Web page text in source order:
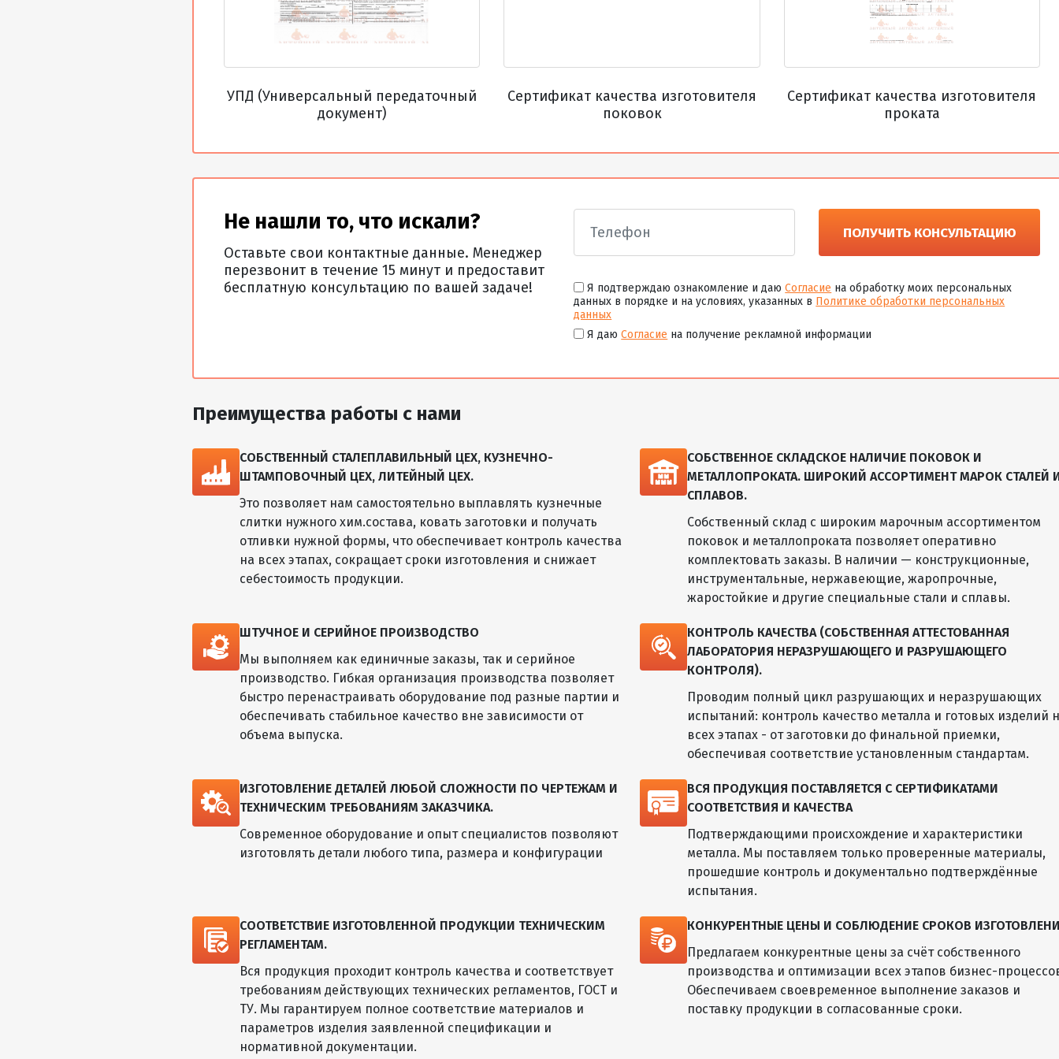
УПД (Универсальный передаточный
документ)
Сертификат качества изготовителя
поковок
Сертификат качества изготовителя
проката
Не нашли то, что искали?
Оставьте свои контактные данные. Менеджер
перезвонит в течение 15 минут и предоставит
бесплатную консультацию по вашей задаче!
ПОЛУЧИТЬ КОНСУЛЬТАЦИЮ
Я подтверждаю ознакомление и даюСогласие на обработку моих персональных
данных в порядке и на условиях, указанных в Политике обработки персональных
данных
Я даюСогласие на получение рекламной информации
Преимущества работы с нами
СОБСТВЕННЫЙ СТАЛЕПЛАВИЛЬНЫЙ ЦЕХ, КУЗНЕЧНО-
ШТАМПОВОЧНЫЙ ЦЕХ, ЛИТЕЙНЫЙ ЦЕХ.
Это позволяет нам самостоятельно выплавлять кузнечные
слитки нужного хим.состава, ковать заготовки и получать
отливки нужной формы, что обеспечивает контроль качества
на всех этапах, сокращает сроки изготовления и снижает
себестоимость продукции.
СОБСТВЕННОЕ СКЛАДСКОЕ НАЛИЧИЕ ПОКОВОК И
МЕТАЛЛОПРОКАТА. ШИРОКИЙ АССОРТИМЕНТ МАРОК СТАЛЕЙ
СПЛАВОВ.
Собственный склад с широким марочным ассортиментом
поковок и металлопроката позволяет оперативно
комплектовать заказы. В наличии — конструкционные,
инструментальные, нержавеющие, жаропрочные,
жаростойкие и другие специальные стали и сплавы.
ШТУЧНОЕ И СЕРИЙНОЕ ПРОИЗВОДСТВО
Мы выполняем как единичные заказы, так и серийное
производство. Гибкая организация производства позволяет
быстро перенастраивать оборудование под разные партии и
обеспечивать стабильное качество вне зависимости от
объема выпуска.
КОНТРОЛЬ КАЧЕСТВА (СОБСТВЕННАЯ АТТЕСТОВАННАЯ
ЛАБОРАТОРИЯ НЕРАЗРУШАЮЩЕГО И РАЗРУШАЮЩЕГО
КОНТРОЛЯ).
Проводим полный цикл разрушающих и неразрушающих
испытаний: контроль качество металла и готовых изделий
всех этапах - от заготовки до финальной приемки,
обеспечивая соответствие установленным стандартам.
ИЗГОТОВЛЕНИЕ ДЕТАЛЕЙ ЛЮБОЙ СЛОЖНОСТИ ПО ЧЕРТЕЖАМ И
ТЕХНИЧЕСКИМ ТРЕБОВАНИЯМ ЗАКАЗЧИКА.
Современное оборудование и опыт специалистов позволяют
изготовлять детали любого типа, размера и конфигурации
ВСЯ ПРОДУКЦИЯ ПОСТАВЛЯЕТСЯ С СЕРТИФИКАТАМИ
СООТВЕТСТВИЯ И КАЧЕСТВА
Подтверждающими происхождение и характеристики
металла. Мы поставляем только проверенные материалы,
прошедшие контроль и документально подтверждённые
испытания.
СООТВЕТСТВИЕ ИЗГОТОВЛЕННОЙ ПРОДУКЦИИ ТЕХНИЧЕСКИМ
РЕГЛАМЕНТАМ.
Вся продукция проходит контроль качества и соответствует
требованиям действующих технических регламентов, ГОСТ и
ТУ. Мы гарантируем полное соответствие материалов и
параметров изделия заявленной спецификации и
нормативной документации.
КОНКУРЕНТНЫЕ ЦЕНЫ И СОБЛЮДЕНИЕ СРОКОВ
Предлагаем конкурентные цены за счёт собственного
производства и оптимизации всех этапов бизнес-
Обеспечиваем своевременное выполнение заказов и
поставку продукции в согласованные сроки.